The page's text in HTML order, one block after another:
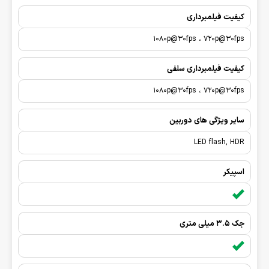
کیفیت فیلمبرداری
1080p@30fps ، 720p@30fps
کیفیت فیلمبرداری سلفی
1080p@30fps ، 720p@30fps
سایر ویژگی های دوربین
LED flash, HDR
اسپیکر
جک 3.5 میلی متری